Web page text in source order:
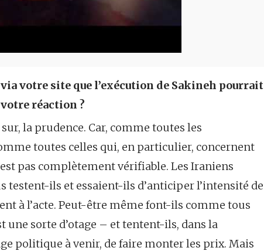
votre site que l’exécution de Sakineh pourrait
réaction ?
sur, la prudence. Car, comme toutes les
toutes celles qui, en particulier, concernent
pas complètement vérifiable. Les Iraniens
testent-ils et essaient-ils d’anticiper l’intensité de
à l’acte. Peut-être même font-ils comme tous
une sorte d’otage – et tentent-ils, dans la
politique à venir, de faire monter les prix. Mais